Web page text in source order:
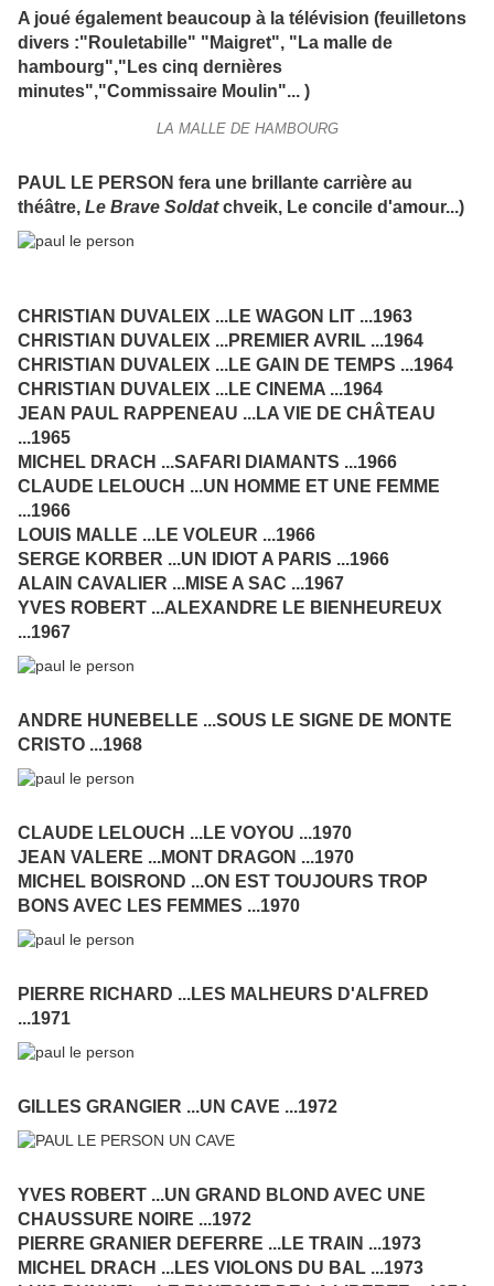
A joué également beaucoup à la télévision (feuilletons
divers :"Rouletabille" "Maigret", "La malle de
hambourg","Les cinq dernières
minutes","Commissaire Moulin"... )
LA MALLE DE HAMBOURG
PAUL LE PERSON fera une brillante carrière au
théâtre, Le Brave Soldatchveik, Le concile d'amour...)
CHRISTIAN DUVALEIX ...LE WAGON LIT ...1963
CHRISTIAN DUVALEIX ...PREMIER AVRIL ...1964
CHRISTIAN DUVALEIX ...LE GAIN DE TEMPS ...1964
CHRISTIAN DUVALEIX ...LE CINEMA ...1964
JEAN PAUL RAPPENEAU ...LA VIE DE CHÂTEAU
...1965
MICHEL DRACH ...SAFARI DIAMANTS ...1966
CLAUDE LELOUCH ...UN HOMME ET UNE FEMME
...1966
LOUIS MALLE ...LE VOLEUR ...1966
SERGE KORBER ...UN IDIOT A PARIS ...1966
ALAIN CAVALIER ...MISE A SAC ...1967
YVES ROBERT ...ALEXANDRE LE BIENHEUREUX
...1967
ANDRE HUNEBELLE ...SOUS LE SIGNE DE MONTE
CRISTO ...1968
CLAUDE LELOUCH ...LE VOYOU ...1970
JEAN VALERE ...MONT DRAGON ...1970
MICHEL BOISROND ...ON EST TOUJOURS TROP
BONS AVEC LES FEMMES ...1970
PIERRE RICHARD ...LES MALHEURS D'ALFRED
...1971
GILLES GRANGIER ...UN CAVE ...1972
YVES ROBERT ...UN GRAND BLOND AVEC UNE
CHAUSSURE NOIRE ...1972
PIERRE GRANIER DEFERRE ...LE TRAIN ...1973
MICHEL DRACH ...LES VIOLONS DU BAL ...1973